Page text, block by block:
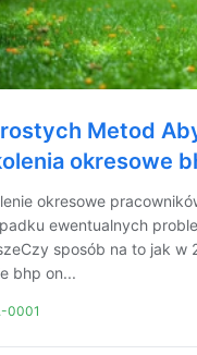
Metod
okresowe
okresowe
ewentualnych
sposób na to jak w
bhp on...
0001